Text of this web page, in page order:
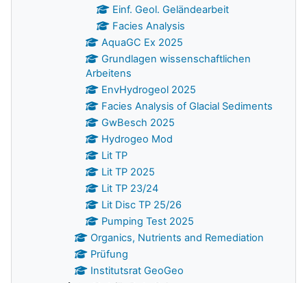
Einf. Geol. Geländearbeit
Facies Analysis
AquaGC Ex 2025
Grundlagen wissenschaftlichen
Arbeitens
EnvHydrogeol 2025
Facies Analysis of Glacial Sediments
GwBesch 2025
Hydrogeo Mod
Lit TP
Lit TP 2025
Lit TP 23/24
Lit Disc TP 25/26
Pumping Test 2025
Organics, Nutrients and Remediation
Prüfung
Institutsrat GeoGeo